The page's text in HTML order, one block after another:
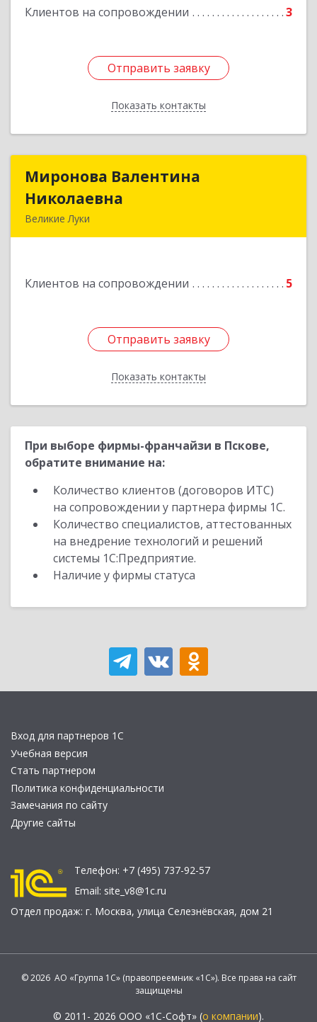
Клиентов на сопровождении 3
Отправить заявку
Показать контакты
Отправить заявку
Назад
Миронова Валентина
Николаевна
Великие Луки
Клиентов на сопровождении 5
Отправить заявку
Показать контакты
Миронова Валентина
Отправить заявку
Назад
При выборе фирмы-франчайзи в Пскове,
обратите внимание на:
Количество клиентов (договоров ИТС)
на сопровождении у партнера фирмы 1С.
Количество специалистов, аттестованных
на внедрение технологий и решений
системы 1С:Предприятие.
Наличие у фирмы статуса
Вход для партнеров 1С
Учебная версия
Стать партнером
Политика конфиденциальности
Замечания по сайту
Другие сайты
Телефон: +7 (495) 737-92-57
Email: site_v8@1c.ru
Отдел продаж: г. Москва, улица Селезнёвская, дом 21
© 2026 АО «Группа 1С» (правопреемник «1С»). Все права на сайт
защищены
© 2011- 2026 ООО «1С-Софт» (о компании).